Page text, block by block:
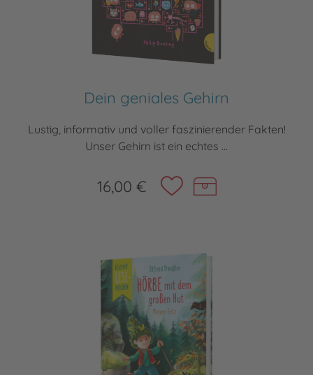
Dein geniales Gehirn
Lustig, informativ und voller faszinierender Fakten!
Unser Gehirn ist ein echtes ...
16,00 €